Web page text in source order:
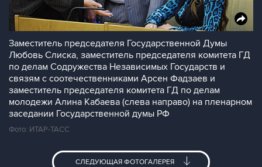
Заместитель председателя Государственной Думы
Любовь Слиска, заместитель председателя комитета ГД
по делам Содружества Независимых Государств и
связям с соотечественниками Арсен Фадзаев и
заместитель председателя комитета ГД по делам
молодежи Алина Кабаева (слева направо) на пленарном
заседании Государственной думы РФ
Фото: ИТАР-ТАСС
СЛЕДУЮЩАЯ ФОТОГАЛЕРЕЯ